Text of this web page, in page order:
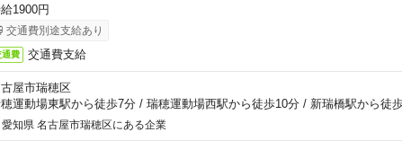
1900円
交通費別途支給あり
通費 交通費支給
屋市瑞穂区
運動場東駅から徒歩7分/ 瑞穂運動場西駅から徒歩10分/ 新瑞橋駅から徒
愛知県 名古屋市瑞穂区にある企業